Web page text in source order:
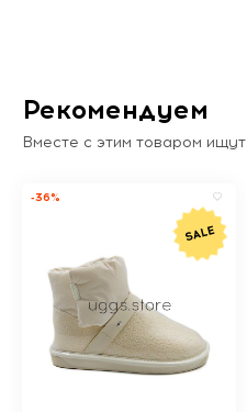
Рекомендуем
Вместе с этим товаром ищут
-36%